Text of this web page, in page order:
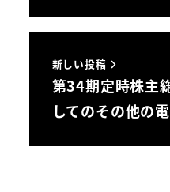
新しい投稿
第34期定時株主
してのその他の